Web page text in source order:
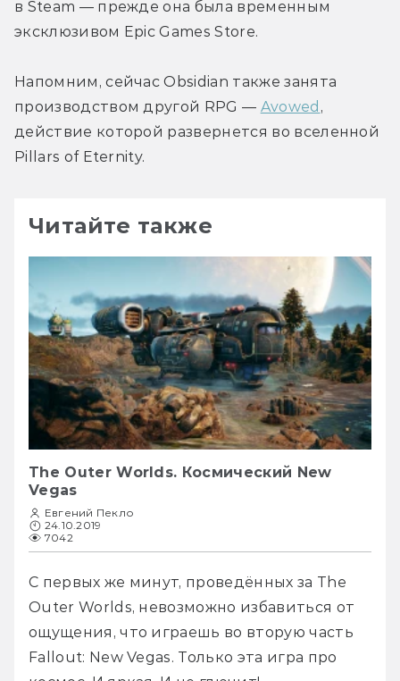
в Steam — прежде она была временным
эксклюзивом Epic Games Store.
Напомним, сейчас Obsidian также занята
производством другой RPG — Avowed ,
действие которой развернется во вселенной
Pillars of Eternity.
Читайте также
The Outer Worlds. Космический New
Vegas
Евгений Пекло
24.10.2019
7042
С первых же минут, проведённых за The
Outer Worlds, невозможно избавиться от
ощущения, что играешь во вторую часть
Fallout: New Vegas. Только эта игра про